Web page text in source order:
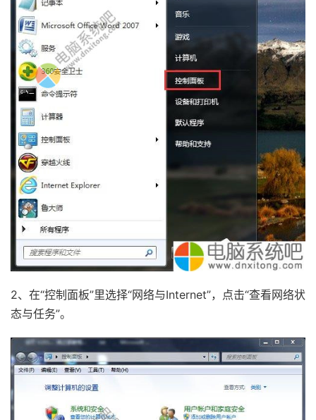
2、在“控制面板”里选择“网络与Internet”，点击“查看网络状
态与任务”。